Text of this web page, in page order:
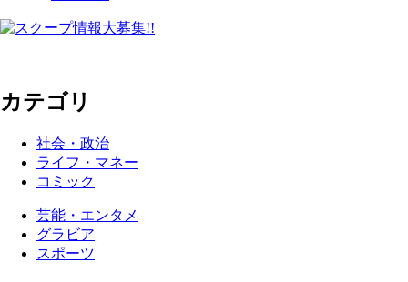
カテゴリ
社会・政治
ライフ・マネー
コミック
芸能・エンタメ
グラビア
スポーツ